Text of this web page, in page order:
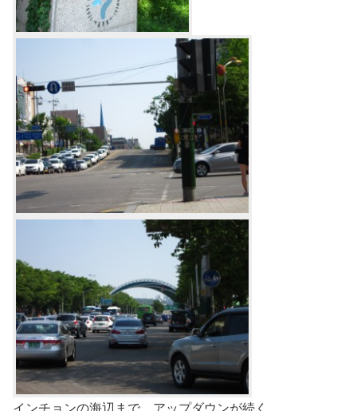
インチョンの海辺まで、アップダウンが続く。